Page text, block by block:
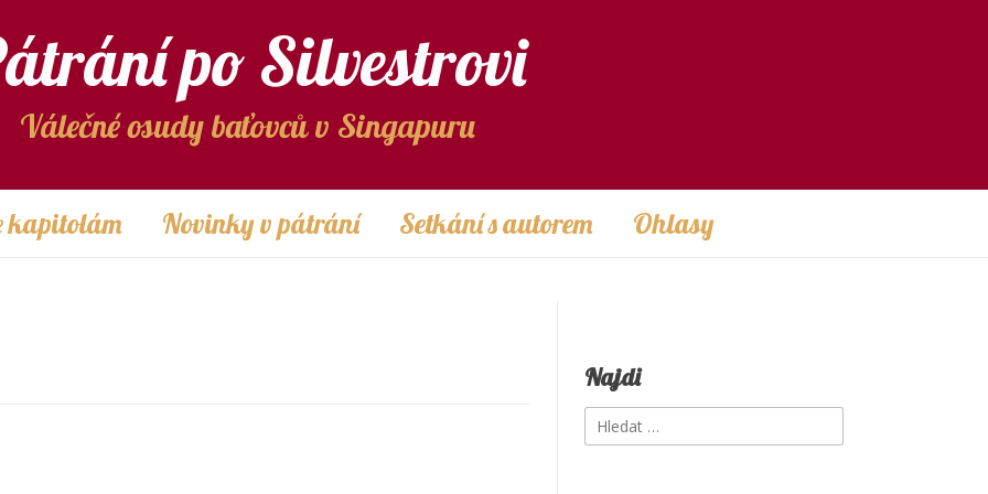
po Silvestrovi
Válečné osudy baťovců v Singapuru
kapitolám Novinky v pátrání Setkání s autorem Ohlasy
Najdi
Vyhledávání